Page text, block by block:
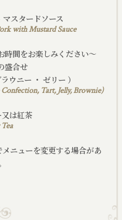
スタードソース
with Mustard Sauce
時間をお楽しみください～
盛合せ
ウニー ・ ゼリー ）
Tart, Jelly, Brownie)
は紅茶
ニューを変更する場合があ